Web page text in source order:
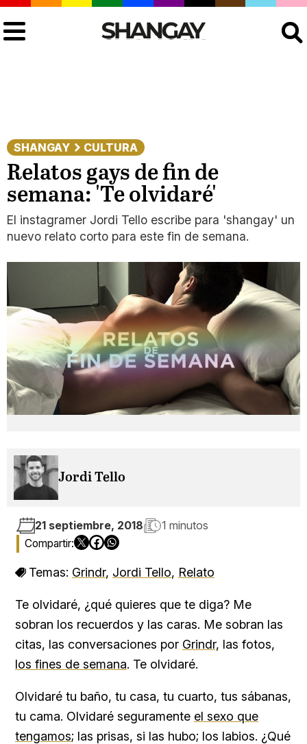
SHANGAY CULTURA
Relatos gays de fin de
semana: 'Te olvidaré'
El instagramer Jordi Tello escribe para 'shangay' un
nuevo relato corto para este fin de semana.
Jordi Tello
21 septiembre, 2018 1 minutos
Temas: Grindr, Jordi Tello, Relato
Te olvidaré, ¿qué quieres que te diga? Me
sobran los recuerdos y las caras. Me sobran las
citas, las conversaciones por Grindr, las fotos,
los fines de semana. Te olvidaré.
Olvidaré tu baño, tu casa, tu cuarto, tus sábanas,
tu cama. Olvidaré seguramente el sexo que
tengamos; las prisas, si las hubo; los labios. ¿Qué